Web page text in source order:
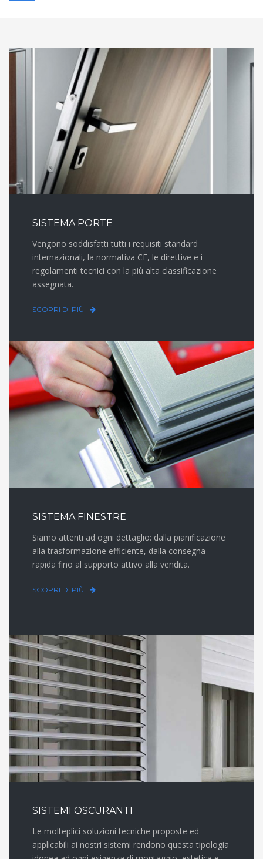
SISTEMA PORTE
Vengono soddisfatti tutti i requisiti standard
internazionali, la normativa CE, le direttive e i
regolamenti tecnici con la più alta classificazione
assegnata.
SCOPRI DI PIÙ
SISTEMA FINESTRE
Siamo attenti ad ogni dettaglio: dalla pianificazione
alla trasformazione efficiente, dalla consegna
rapida fino al supporto attivo alla vendita.
SCOPRI DI PIÙ
SISTEMI OSCURANTI
Le molteplici soluzioni tecniche proposte ed
applicabili ai nostri sistemi rendono questa tipologia